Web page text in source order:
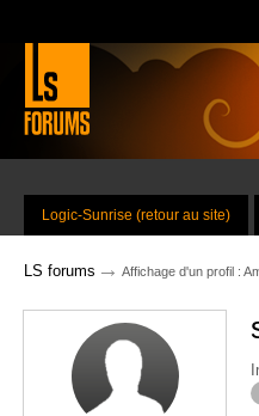
Logic-Sunrise (retour au site)
LS forums → Affichage d'un profil :